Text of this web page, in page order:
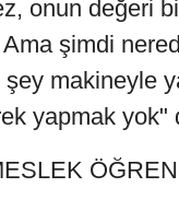
onun değeri
şimdi
makineyle
yapmak yok"